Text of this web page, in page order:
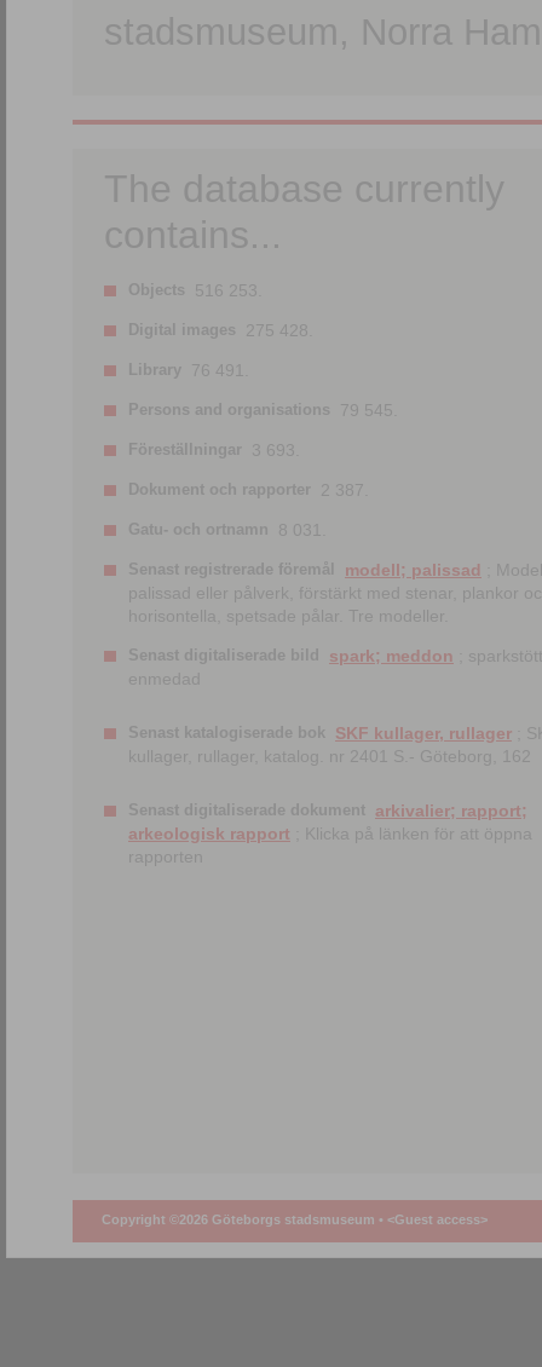
stadsmuseum, Norra
The database currently
contains...
Objects 516 253.
Digital images 275 428.
Library 76 491.
Persons and organisations 79 545.
Föreställningar 3 693.
Dokument och rapporter 2 387.
Gatu- och ortnamn 8 031.
Senast registrerade föremål modell; palissad
;
palissad eller pålverk, förstärkt med stenar, plankor
horisontella, spetsade pålar. Tre modeller.
Senast digitaliserade bild spark; meddon ;
enmedad
Senast katalogiserade bok SKF kullager, rullager ;
kullager, rullager, katalog. nr 2401 S.- Göteborg, 162
Senast digitaliserade dokument arkivalier; rapport;
arkeologisk rapport ; Klicka på länken för att öppna
rapporten
Copyright ©2026 Göteborgs stadsmuseum • <Guest access>